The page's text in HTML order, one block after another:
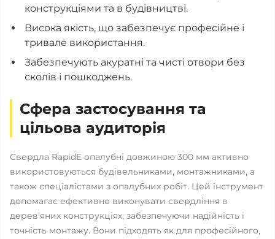
конструкціями та в будівництві.
Висока якість, що забезпечує професійне і
тривале використання.
Забезпечують акуратні та чисті отвори без
сколів і пошкоджень.
Сфера застосування та
цільова аудиторія
Свердла RapidE опалубні довжиною 300 мм активно
використовуються будівельниками, монтажниками, а
також спеціалістами з опалубних робіт. Цей інструмент
допомагає ефективно виконувати свердління в
дерев’яних конструкціях, забезпечуючи надійність і
точність монтажу. Вони підходять як для професійного,